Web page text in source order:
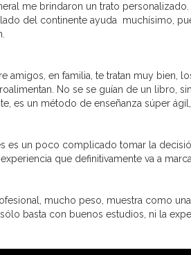
me brindaron un trato
del continente ayuda muchísimo,
amigos, en familia, te tratan muy
No se se guían de un libro,
es un método de enseñanza súper
es un poco complicado tomar la
que definitivamente va a
mucho peso, muestra como
basta con buenos estudios, ni la